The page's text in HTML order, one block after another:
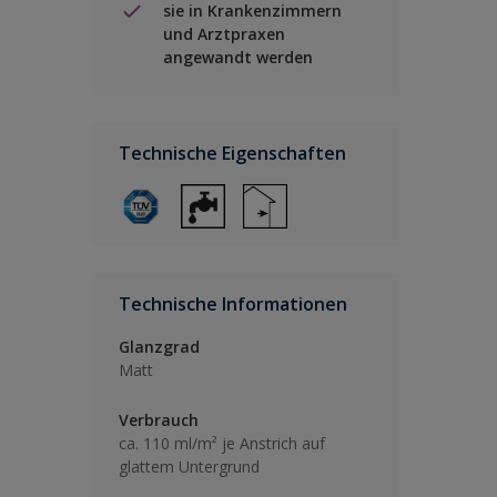
sie in Krankenzimmern
und Arztpraxen
angewandt werden
Technische Eigenschaften
Technische Informationen
Glanzgrad
Matt
Verbrauch
ca. 110 ml/m² je Anstrich auf
glattem Untergrund